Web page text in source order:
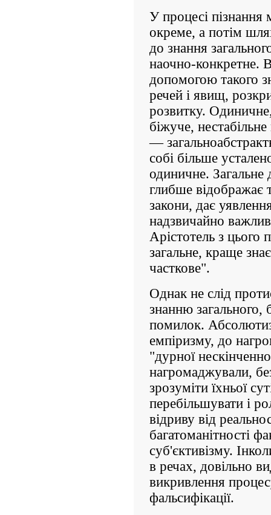
У процесі пізнання
окреме, а потім
до знання
наочно-конкретне.
допомогою такого
речей і явищ,
розвитку.
біжуче,
—
собі більше
одиничне. Загальне
глибше відображає
закони, дає
надзвичайно
Арістотель з цього
загальне, краще
часткове".
Однак не слід
знанню
помилок.
емпіризму, до
"дурної
нагромаджували,
зрозуміти їхньої
перебільшувати і
відриву від
багатоманітності
суб'єктивізму.
в речах, довільно
викривлення
фальсифікації.